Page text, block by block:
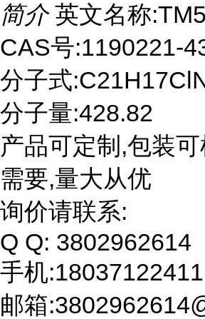
简介 英文名称
CAS号:1190221-
分子式
分子量:428.82
产品可定制,包装
需要,量大从优
询价请联系:
Q Q: 3802962614
手机
邮箱